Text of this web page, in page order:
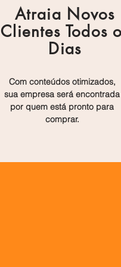
Atraia Novos
Clientes Todos
Dias
Com conteúdos otimizados,
sua empresa será encontrada
por quem está pronto para
comprar.